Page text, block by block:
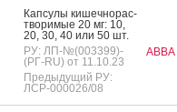
Кап­су­лы ки­шеч­но­рас­
тво­римые 20 мг: 10,
20, 30, 40 или 50 шт.
РУ: ЛП-№(003399)-
(РГ-RU) от 11.10.23
Предыдущий РУ:
ЛСР-000026/08
АВВА